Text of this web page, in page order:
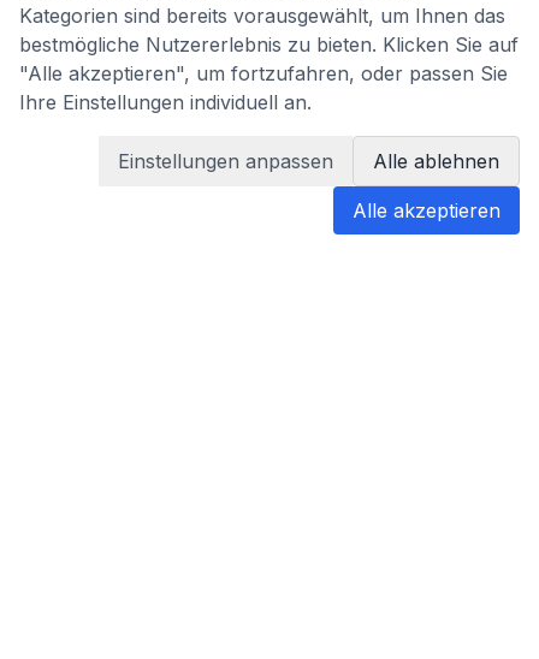
Kategorien sind bereits vorausgewählt, um Ihnen das
bestmögliche Nutzererlebnis zu bieten. Klicken Sie auf
"Alle akzeptieren", um fortzufahren, oder passen Sie
Ihre Einstellungen individuell an.
Einstellungen anpassen Alle ablehnen
Alle akzeptieren